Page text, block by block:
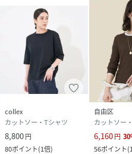
collex
カットソー・Tシャツ
8,800円
80ポイント(1倍)
自由区
カットソー
6,160円 30
56ポイント(